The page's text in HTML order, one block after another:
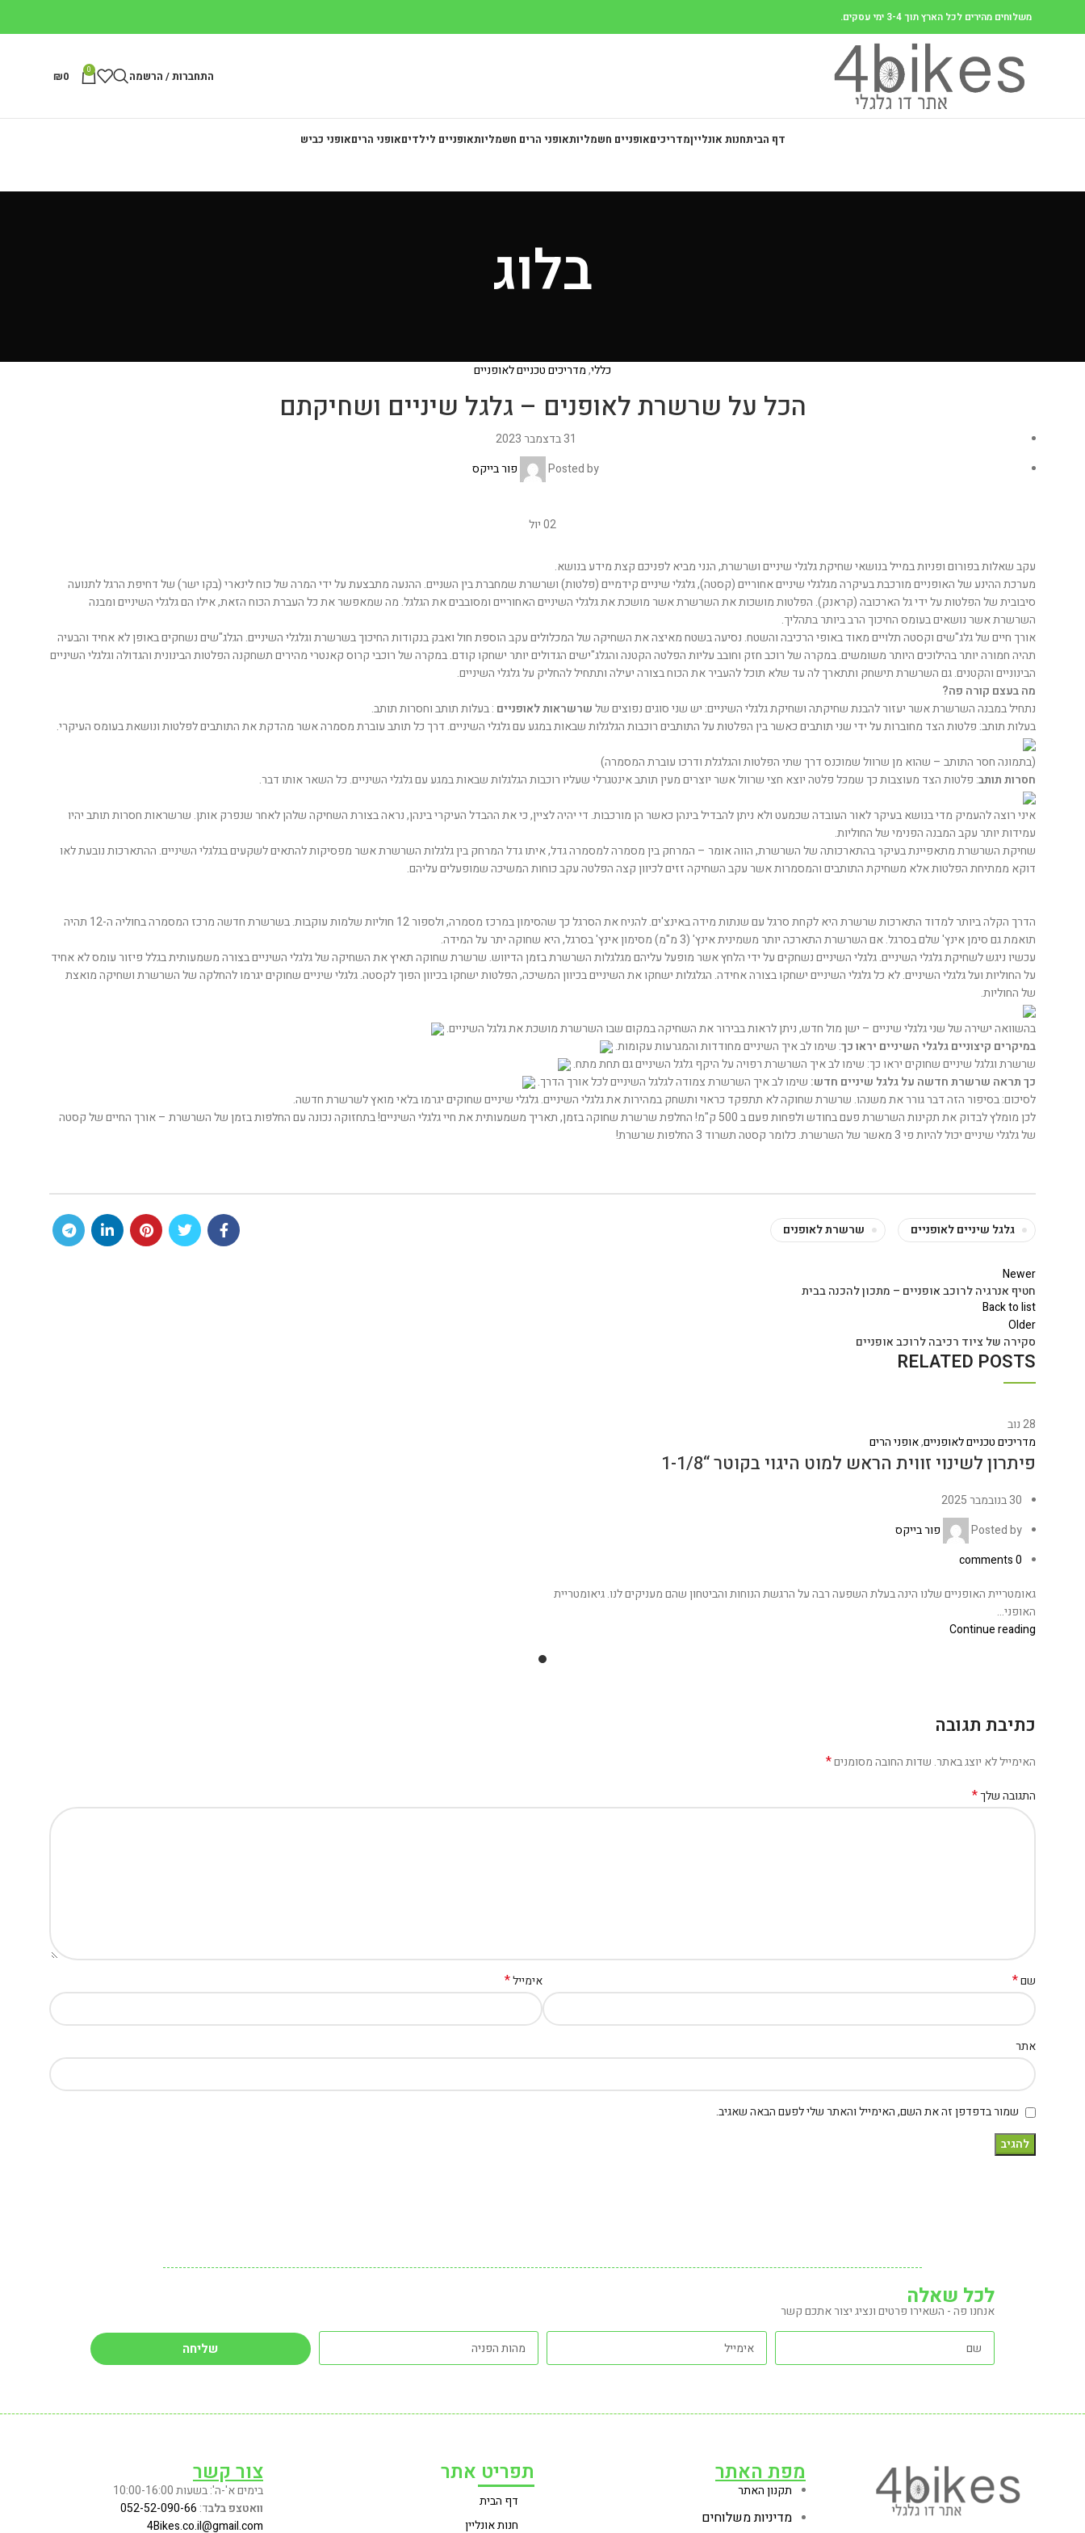
משלוחים מהירים לכל הארץ תוך 3-4 ימי עסקים.
התחברות / הרשמה 0
₪0
דף הביתחנות אונלייןמדריכיםאופניים חשמליותאופני הרים חשמליותאופניים לילדיםאופני הריםאופני כביש
בלוג
כללי,מדריכים טכניים לאופניים
הכל על שרשרת לאופנים – גלגל שיניים ושחיקתם
31 בדצמבר 2023
Posted by
פור בייקס
02יול
עקב שאלות בפורום ופניות במייל בנושאי שחיקת גלגלי שיניים ושרשרת, הנני מביא לפניכם קצת מידע בנושא.
מערכת ההינע של האופניים מורכבת בעיקרה מגלגלי שיניים אחוריים (קסטה), גלגלי שיניים קידמיים (פלטות) ושרשרת שמחברת בין השניים. ההנעה מתבצעת על ידי המרה של כוח לינארי (בקו ישר) של דחיפת הרגל לתנועה
סיבובית של הפלטות על ידי גל הארכובה (קראנק). הפלטות מושכות את השרשרת אשר מושכת את גלגלי השיניים האחוריים ומסובבים את הגלגל. מה שמאפשר את כל העברת הכוח הזאת, אילו הם גלגלי השיניים ומבנה
השרשרת אשר נושאים בעומס החיכוך הרב ביותר בתהליך.
אורך חיים של גלג"שים וקסטה תלויים מאוד באופי הרכיבה והשטח. נסיעה בשטח מאיצה את השחיקה של המכלולים עקב הוספת חול ואבק בנקודות החיכוך בשרשרת וגלגלי השיניים. הגלג"שים נשחקים באופן לא אחיד והבעיה
תהיה חמורה יותר בהילוכים היותר משומשים. במקרה של רוכב חזק וחובב עליות הפלטה הקטנה והגלג"ישים הגדולים יותר ישחקו קודם. במקרה של רוכבי קרוס קאנטרי מהירים תשחקנה הפלטות הבינונית והגדולה וגלגלי השיניים
הבינוניים והקטנים. גם השרשרת תישחק ותתארך לה עד שלא תוכל להעביר את הכוח בצורה יעילה ותתחיל להחליק על גלגלי השיניים.
מה בעצם קורה פה?
נתחיל במבנה השרשרת אשר יעזור להבנת שחיקתה ושחיקת גלגלי השיניים: יש שני סוגים נפוצים שלשרשראות לאופניים : בעלות תותב וחסרות תותב.
בעלות תותב: פלטות הצד מחוברות על ידי שני תותבים כאשר בין הפלטות על התותבים רוכבות הגלגלות שבאות במגע עם גלגלי השיניים. דרך כל תותב עוברת מסמרה אשר מהדקת את התותבים לפלטות ונושאת בעומס העיקרי.
(בתמונה חסר התותב – שהוא מן שרוול שמוכנס דרך שתי הפלטות והגלגלת ודרכו עוברת המסמרה)
חסרות תותב: פלטות הצד מעוצבות כך שמכל פלטה יוצא חצי שרוול אשר יוצרים מעין תותב אינטגרלי שעליו רוכבות הגלגלות שבאות במגע עם גלגלי השיניים. כל השאר אותו דבר.
איני רוצה להעמיק מדי בנושא בעיקר לאור העובדה שכמעט ולא ניתן להבדיל בינהן כאשר הן מורכבות. די יהיה לציין, כי את ההבדל העיקרי בינהן, נראה בצורת השחיקה שלהן לאחר שנפרק אותן. שרשראות חסרות תותב יהיו
עמידות יותר עקב המבנה הפנימי של החוליות.
שחיקת השרשרת מתאפיינת בעיקר בהתארכותה של השרשרת, הווה אומר – המרחק בין מסמרה למסמרה גדל, איתו גדל המרחק בין גלגלות השרשרת אשר מפסיקות להתאים לשקעים בגלגלי השיניים. ההתארכות נובעת לאו
דוקא ממתיחת הפלטות אלא משחיקת התותבים והמסמרות אשר עקב השחיקה זזים לכיוון קצה הפלטה עקב כוחות המשיכה שמופעלים עליהם.
הדרך הקלה ביותר למדוד התארכות שרשרת היא לקחת סרגל עם שנתות מידה באינצ'ים. להניח את הסרגל כך שהסימון במרכז מסמרה, ולספור 12 חוליות שלמות עוקבות. בשרשרת חדשה מרכז המסמרה בחוליה ה-12 תהיה
תואמת גם סימן אינץ' שלם בסרגל. אם השרשרת התארכה יותר משמינית אינץ' (3 מ"מ) מסימון אינץ' בסרגל, היא שחוקה יתר על המידה.
עכשיו ניגש לשחיקת גלגלי השיניים. גלגלי השיניים נשחקים על ידי הלחץ אשר מופעל עליהם מגלגלות השרשרת בזמן הדיווש. שרשרת שחוקה תאיץ את השחיקה של גלגלי השיניים בצורה משמעותית בגלל פיזור עומס לא אחיד
על החוליות ועל גלגלי השיניים. לא כל גלגלי השיניים ישחקו בצורה אחידה. הגלגלות ישחקו את השיניים בכיוון המשיכה, הפלטות ישחקו בכיוון הפוך לקסטה. גלגלי שיניים שחוקים יגרמו להחלקה של השרשרת ושחיקה מואצת
של החוליות.
בהשוואה ישירה של שני גלגלי שיניים – ישן מול חדש, ניתן לראות בבירור את השחיקה במקום שבו השרשרת מושכת את גלגל השיניים.
במיקרים קיצוניים גלגלי השיניים יראו כך: שימו לב איך השיניים מחודדות והמגרעות עקומות.
שרשרת וגלגל שיניים שחוקים יראו כך: שימו לב איך השרשרת רפויה על היקף גלגל השיניים גם תחת מתח.
כך תראה שרשרת חדשה על גלגל שיניים חדש: שימו לב איך השרשרת צמודה לגלגל השיניים לכל אורך הדרך.
לסיכום: בסיפור הזה דבר גורר את משנהו. שרשרת שחוקה לא תתפקד כראוי ותשחק במהירות את גלגלי השיניים. גלגלי שיניים שחוקים יגרמו בלאי מואץ לשרשרת חדשה.
לכן מומלץ לבדוק את תקינות השרשרת פעם בחודש ולפחות פעם ב 500 ק"מ! החלפת שרשרת שחוקה בזמן, תאריך משמעותית את חיי גלגלי השיניים! בתחזוקה נכונה עם החלפות בזמן של השרשרת – אורך החיים של קסטה
של גלגלי שיניים יכול להיות פי 3 מאשר של השרשרת. כלומר קסטה תשרוד 3 החלפות שרשרת!
גלגל שיניים לאופניים שרשרת לאופנים
Newer
חטיף אנרגיה לרוכב אופניים – מתכון להכנה בבית
Back to list
Older
סקירה של ציוד רכיבה לרוכב אופניים
RELATED POSTS
28נוב
מדריכים טכניים לאופניים,אופני הרים
פיתרון לשינוי זווית הראש למוט היגוי בקוטר “1-1/8
30 בנובמבר 2025
Posted by
פור בייקס
0
comments
גאומטריית האופניים שלנו הינה בעלת השפעה רבה על הרגשת הנוחות והביטחון שהם מעניקים לנו. גיאומטריית
האופני...
Continue reading
כתיבת תגובה
האימייל לא יוצג באתר. שדות החובה מסומנים*
התגובה שלך*
שם* אימייל*
אתר
שמור בדפדפן זה את השם, האימייל והאתר שלי לפעם הבאה שאגיב.
לכל שאלה
אנחנו פה - השאירו פרטים ונציג יצור אתכם קשר
שליחה
מפת האתר
תקנון האתר
מדיניות משלוחים
תפריט אתר
דף הבית
חנות אונליין
צור קשר
בימים א'-ה': בשעות 10:00-16:00
וואטצפ בלבד: 052-52-090-66
4Bikes.co.il@gmail.com